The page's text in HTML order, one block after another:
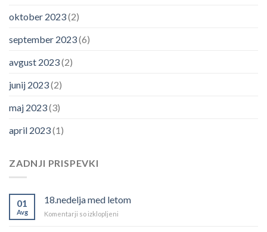
oktober 2023(2)
september 2023(6)
avgust 2023(2)
junij 2023(2)
maj 2023(3)
april 2023(1)
ZADNJI PRISPEVKI
01
Avg
18.nedelja med letom
Komentarji so izklopljeni